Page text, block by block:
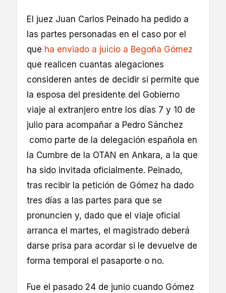
El juez Juan Carlos Peinado ha pedido a
las partes personadas en el caso por el
que ha enviado a juicio a Begoña Gómez
que realicen cuantas alegaciones
consideren antes de decidir si permite que
la esposa del presidente del Gobierno
viaje al extranjero entre los días 7 y 10 de
julio para acompañar a Pedro Sánchez
como parte de la delegación española en
la Cumbre de la OTAN en Ankara, a la que
ha sido invitada oficialmente. Peinado,
tras recibir la petición de Gómez ha dado
tres días a las partes para que se
pronuncien y, dado que el viaje oficial
arranca el martes, el magistrado deberá
darse prisa para acordar si le devuelve de
forma temporal el pasaporte o no.
Fue el pasado 24 de junio cuando Gómez